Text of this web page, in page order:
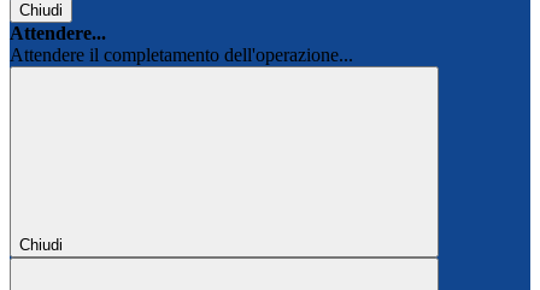
Chiudi
Attendere...
Attendere il completamento dell'operazione...
Chiudi